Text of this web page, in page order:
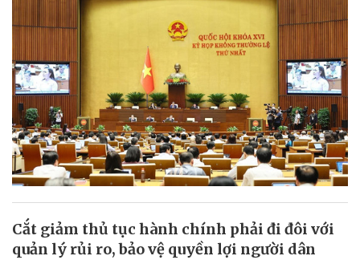
Cắt giảm thủ tục hành chính phải đi đôi với
quản lý rủi ro, bảo vệ quyền lợi người dân